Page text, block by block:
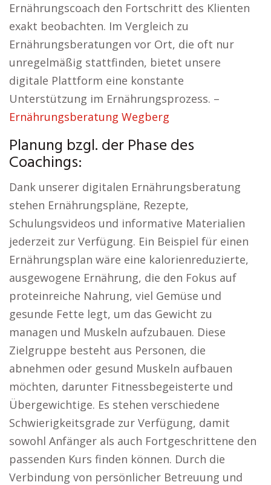
Ernährungscoach den Fortschritt des Klienten
exakt beobachten. Im Vergleich zu
Ernährungsberatungen vor Ort, die oft nur
unregelmäßig stattfinden, bietet unsere
digitale Plattform eine konstante
Unterstützung im Ernährungsprozess. –
Ernährungsberatung Wegberg
Planung bzgl. der Phase des
Coachings:
Dank unserer digitalen Ernährungsberatung
stehen Ernährungspläne, Rezepte,
Schulungsvideos und informative Materialien
jederzeit zur Verfügung. Ein Beispiel für einen
Ernährungsplan wäre eine kalorienreduzierte,
ausgewogene Ernährung, die den Fokus auf
proteinreiche Nahrung, viel Gemüse und
gesunde Fette legt, um das Gewicht zu
managen und Muskeln aufzubauen. Diese
Zielgruppe besteht aus Personen, die
abnehmen oder gesund Muskeln aufbauen
möchten, darunter Fitnessbegeisterte und
Übergewichtige. Es stehen verschiedene
Schwierigkeitsgrade zur Verfügung, damit
sowohl Anfänger als auch Fortgeschrittene den
passenden Kurs finden können. Durch die
Verbindung von persönlicher Betreuung und